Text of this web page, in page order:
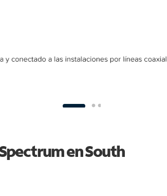
en South